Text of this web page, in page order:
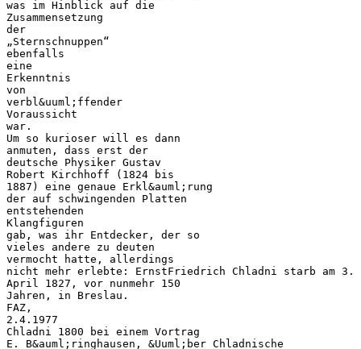
was im Hinblick auf die
Zusammensetzung
der
„Sternschnuppen“
ebenfalls
eine
Erkenntnis
von
verbl&uuml;ffender
Voraussicht
war.
Um so kurioser will es dann
anmuten, dass erst der
deutsche Physiker Gustav
Robert Kirchhoff (1824 bis
1887) eine genaue Erkl&auml;rung
der auf schwingenden Platten
entstehenden
Klangfiguren
gab, was ihr Entdecker, der so
vieles andere zu deuten
vermocht hatte, allerdings
nicht mehr erlebte: ErnstFriedrich Chladni starb am 3.
April 1827, vor nunmehr 150
Jahren, in Breslau.
FAZ,
2.4.1977
Chladni 1800 bei einem Vortrag
E. B&auml;ringhausen, &Uuml;ber Chladnische